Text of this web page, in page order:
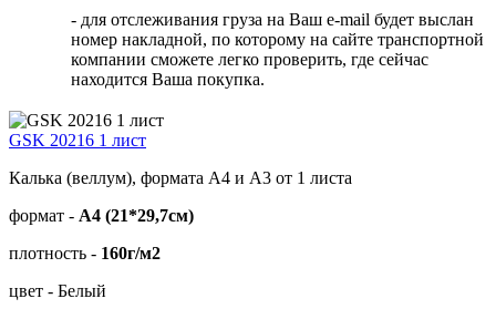
- для отслеживания груза на Ваш e-mail будет выслан
номер накладной, по которому на сайте транспортной
компании сможете легко проверить, где сейчас
находится Ваша покупка.
GSK 20216 1 лист
Калька (веллум), формата А4 и А3 от 1 листа
формат - А4 (21*29,7см)
плотность - 160г/м2
цвет - Белый